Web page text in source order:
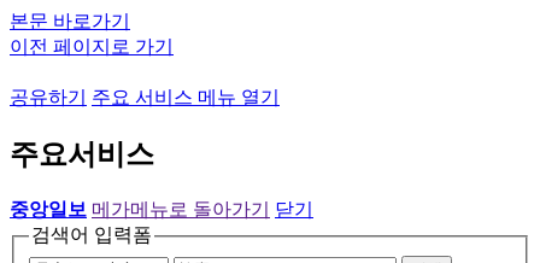
본문 바로가기
이전 페이지로 가기
공유하기 주요 서비스 메뉴 열기
주요서비스
중앙일보 메가메뉴로 돌아가기
닫기
검색어 입력폼